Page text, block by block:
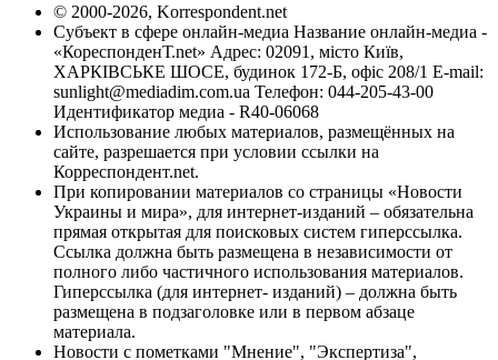
© 2000-2026, Korrespondent.net
Субъект в сфере онлайн-медиа Название онлайн-медиа -
«КореспонденТ.net» Адрес: 02091, місто Київ,
ХАРКІВСЬКЕ ШОСЕ, будинок 172-Б, офіс 208/1 E-mail:
sunlight@mediadim.com.ua Телефон: 044-205-43-00
Идентификатор медиа - R40-06068
Использование любых материалов, размещённых на
сайте, разрешается при условии ссылки на
Корреспондент.net.
При копировании материалов со страницы «Новости
Украины и мира», для интернет-изданий – обязательна
прямая открытая для поисковых систем гиперссылка.
Ссылка должна быть размещена в независимости от
полного либо частичного использования материалов.
Гиперссылка (для интернет- изданий) – должна быть
размещена в подзаголовке или в первом абзаце
материала.
Новости с пометками "Мнение", "Экспертиза",